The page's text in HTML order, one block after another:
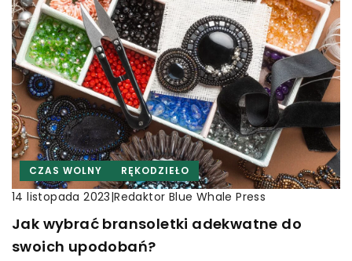
CZAS WOLNY RĘKODZIEŁO
14 listopada 2023|Redaktor Blue Whale Press
Jak wybrać bransoletki adekwatne do
swoich upodobań?